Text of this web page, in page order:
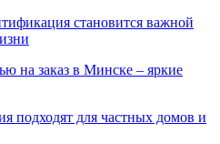
становится важной
на заказ в Минске – яркие
подходят для частных домов и